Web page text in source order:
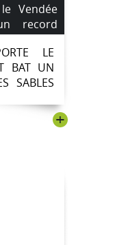
Vendée
record
LE
BAT UN
SABLES
+